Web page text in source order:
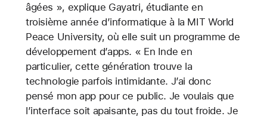
âgées », explique Gayatri, étudiante en
troisième année d’informatique à la MIT World
Peace University, où elle suit un programme de
développement d’apps. « En Inde en
particulier, cette génération trouve la
technologie parfois intimidante. J’ai donc
pensé mon app pour ce public. Je voulais que
l’interface soit apaisante, pas du tout froide. Je